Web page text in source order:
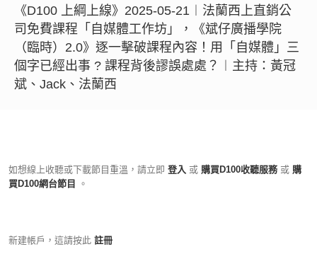
《D100 上綱上線》2025-05-21︱法蘭西上直銷公
司免費課程「自媒體工作坊」，《斌仔廣播學院
（臨時）2.0》逐一擊破課程內容！用「自媒體」三
個字已經出事 ? 課程背後謬誤處處？︱主持：黃冠
斌、Jack、法蘭西
如想線上收聽或下載節目重溫，請立即 登入 或 購買D100收聽服務 或 購
買D100網台節目
。
新建帳戶，這請按此 註冊